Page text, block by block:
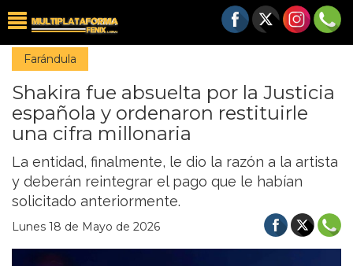
Farándula
Shakira fue absuelta por la Justicia
española y ordenaron restituirle
una cifra millonaria
La entidad, finalmente, le dio la razón a la artista
y deberán reintegrar el pago que le habían
solicitado anteriormente.
Lunes 18 de Mayo de 2026